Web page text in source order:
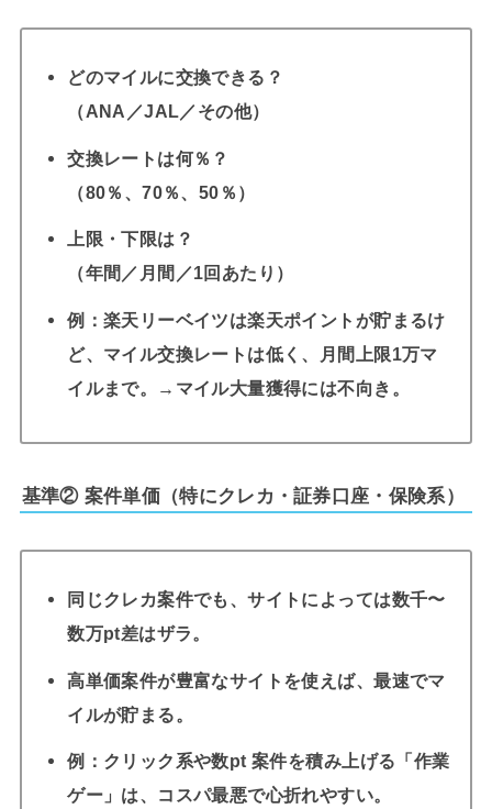
どのマイルに交換できる？
（ANA／JAL／その他）
交換レートは何％？
（80％、70％、50％）
上限・下限は？
（年間／月間／1回あたり）
例：楽天リーベイツは楽天ポイントが貯まるけ
ど、マイル交換レートは低く、月間上限1万マ
イルまで。→マイル大量獲得には不向き。
基準② 案件単価（特にクレカ・証券口座・保険系）
同じクレカ案件でも、サイトによっては数千〜
数万pt差はザラ。
高単価案件が豊富なサイトを使えば、最速でマ
イルが貯まる。
例：クリック系や数pt 案件を積み上げる「作業
ゲー」は、コスパ最悪で心折れやすい。